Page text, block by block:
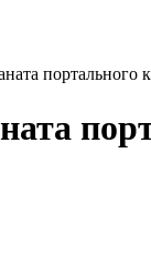
портального